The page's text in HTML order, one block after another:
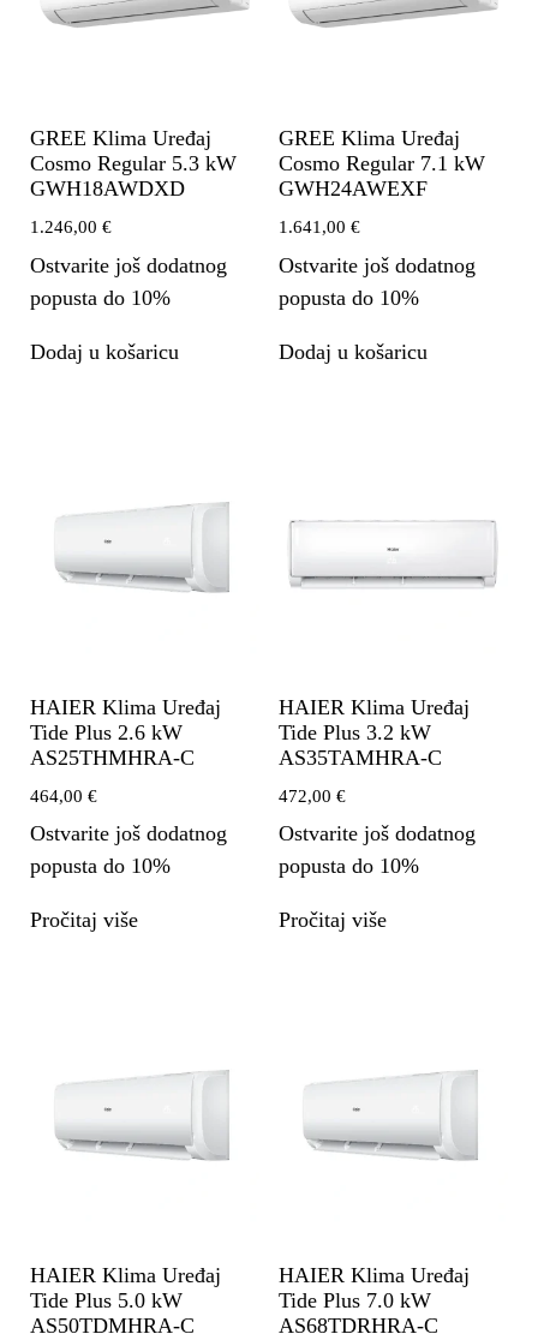
GREE Klima Uređaj
Cosmo Regular 5.3 kW
GWH18AWDXD
1.246,00 €
Ostvarite još dodatnog
popusta do 10%
Dodaj u košaricu
GREE Klima Uređaj
Cosmo Regular 7.1 kW
GWH24AWEXF
1.641,00 €
Ostvarite još dodatnog
popusta do 10%
Dodaj u košaricu
HAIER Klima Uređaj
Tide Plus 2.6 kW
AS25THMHRA-C
464,00 €
Ostvarite još dodatnog
popusta do 10%
Pročitaj više
HAIER Klima Uređaj
Tide Plus 3.2 kW
AS35TAMHRA-C
472,00 €
Ostvarite još dodatnog
popusta do 10%
Pročitaj više
HAIER Klima Uređaj
Tide Plus 5.0 kW
AS50TDMHRA-C
HAIER Klima Uređaj
Tide Plus 7.0 kW
AS68TDRHRA-C